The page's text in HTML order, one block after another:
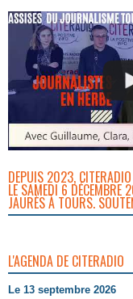
DEPUIS 2023, CITERADIO
LE SAMEDI 6 DÉCEMBRE
JAURÈS À TOURS.
L'AGENDA DE CITERADIO
Le 13 septembre 2026